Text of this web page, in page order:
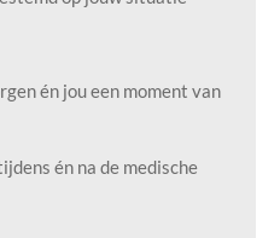
én jou een moment van
én na de medische